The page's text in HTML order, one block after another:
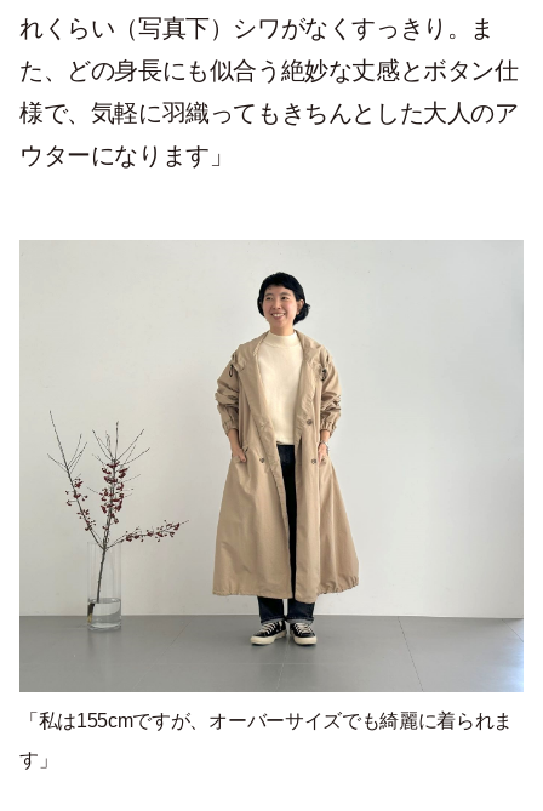
れくらい（写真下）シワがなくすっきり。ま
た、どの身長にも似合う絶妙な丈感とボタン仕
様で、気軽に羽織ってもきちんとした大人のア
ウターになります」
「私は155cmですが、オーバーサイズでも綺麗に着られま
す」